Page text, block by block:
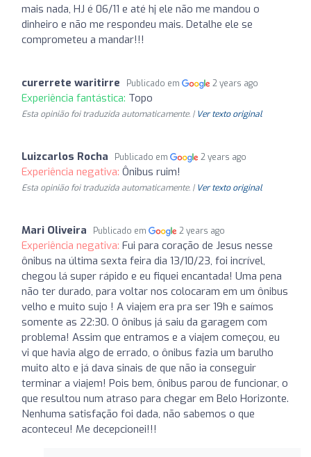
mais nada, HJ é 06/11 e até hj ele não me mandou o
dinheiro e não me respondeu mais. Detalhe ele se
comprometeu a mandar!!!
curerrete waritirre Publicado em 2 years ago
Experiência fantástica: Topo
Esta opinião foi traduzida automaticamente. | Ver texto original
Luizcarlos Rocha Publicado em 2 years ago
Experiência negativa: Ônibus ruim!
Esta opinião foi traduzida automaticamente. | Ver texto original
Mari Oliveira Publicado em 2 years ago
Experiência negativa: Fui para coração de Jesus nesse
ônibus na última sexta feira dia 13/10/23, foi incrível,
chegou lá super rápido e eu fiquei encantada! Uma pena
não ter durado, para voltar nos colocaram em um ônibus
velho e muito sujo ! A viajem era pra ser 19h e saímos
somente as 22:30. O ônibus já saiu da garagem com
problema! Assim que entramos e a viajem começou, eu
vi que havia algo de errado, o ônibus fazia um barulho
muito alto e já dava sinais de que não ia conseguir
terminar a viajem! Pois bem, ônibus parou de funcionar, o
que resultou num atraso para chegar em Belo Horizonte.
Nenhuma satisfação foi dada, não sabemos o que
aconteceu! Me decepcionei!!!